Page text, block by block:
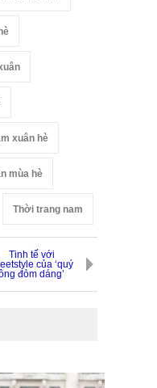
xuân hè
mùa hè
Thời trang nam
Tinh tế với
của ‘quý
đỏm dáng’